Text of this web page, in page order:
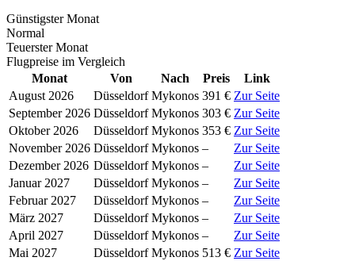
Günstigster Monat
Normal
Teuerster Monat
Flugpreise im Vergleich
Monat
Von Nach Preis
Link
August 2026
Düsseldorf Mykonos 391 € Zur Seite
September 2026 Düsseldorf Mykonos 303 € Zur Seite
Oktober 2026
Düsseldorf Mykonos 353 € Zur Seite
November 2026 Düsseldorf Mykonos –
Zur Seite
Dezember 2026 Düsseldorf Mykonos –
Zur Seite
Januar 2027
Düsseldorf Mykonos –
Zur Seite
Februar 2027
Düsseldorf Mykonos –
Zur Seite
März 2027
Düsseldorf Mykonos –
Zur Seite
April 2027
Düsseldorf Mykonos –
Zur Seite
Mai 2027
Düsseldorf Mykonos 513 € Zur Seite